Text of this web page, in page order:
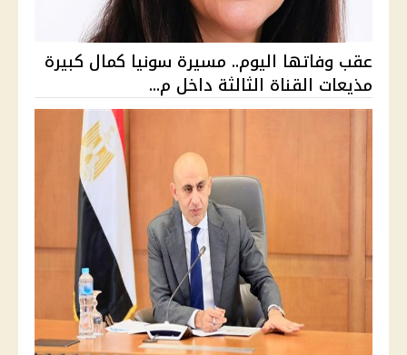
عقب وفاتها اليوم.. مسيرة سونيا كمال كبيرة
مذيعات القناة الثالثة داخل م...